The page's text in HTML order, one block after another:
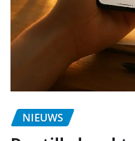
NIEUWS